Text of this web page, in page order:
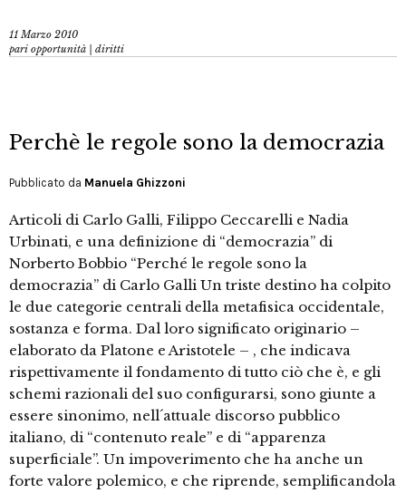
11 Marzo 2010
pari opportunità | diritti
Perchè le regole sono la democrazia
Pubblicato da Manuela Ghizzoni
Articoli di Carlo Galli, Filippo Ceccarelli e Nadia
Urbinati, e una definizione di “democrazia” di
Norberto Bobbio “Perché le regole sono la
democrazia” di Carlo Galli Un triste destino ha colpito
le due categorie centrali della metafisica occidentale,
sostanza e forma. Dal loro significato originario –
elaborato da Platone e Aristotele – , che indicava
rispettivamente il fondamento di tutto ciò che è, e gli
schemi razionali del suo configurarsi, sono giunte a
essere sinonimo, nell´attuale discorso pubblico
italiano, di “contenuto reale” e di “apparenza
superficiale”. Un impoverimento che ha anche un
forte valore polemico, e che riprende, semplificandola